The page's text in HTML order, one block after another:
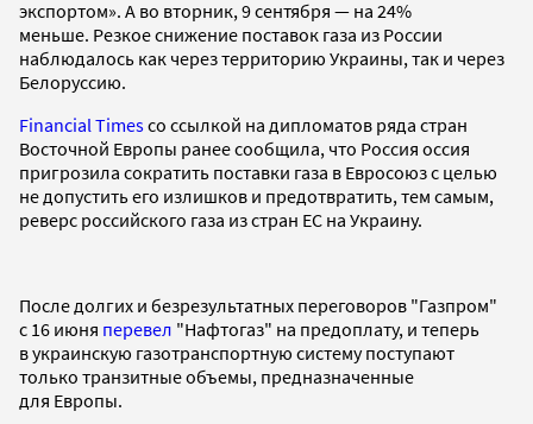
экспортом». А во вторник, 9 сентября — на 24%
меньше. Резкое снижение поставок газа из России
наблюдалось как через территорию Украины, так и через
Белоруссию.
Financial Timesсо ссылкой на дипломатов ряда стран
Восточной Европы ранее сообщила, что Россия оссия
пригрозила сократить поставки газа в Евросоюз с целью
не допустить его излишков и предотвратить, тем самым,
реверс российского газа из стран ЕС на Украину.
После долгих и безрезультатных переговоров "Газпром"
с 16 июня перевел "Нафтогаз" на предоплату, и теперь
в украинскую газотранспортную систему поступают
только транзитные объемы, предназначенные
для Европы.